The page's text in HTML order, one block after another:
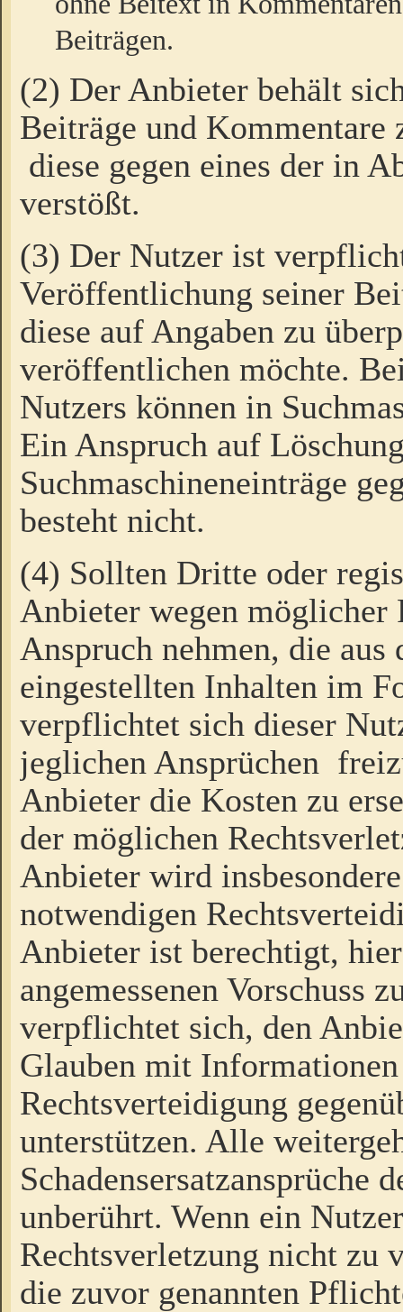
Beiträgen.
(2) Der Anbieter behält
Beiträge und Kommentare
diese gegen eines der in
verstößt.
(3) Der Nutzer ist
Veröffentlichung seiner
diese auf Angaben zu
veröffentlichen möchte.
Nutzers können in
Ein Anspruch auf
Suchmaschineneinträge
besteht nicht.
(4) Sollten Dritte oder
Anbieter wegen möglicher
Anspruch nehmen, die
eingestellten Inhalten im
verpflichtet sich dieser
jeglichen Ansprüchen
Anbieter die Kosten zu
der möglichen
Anbieter wird
notwendigen
Anbieter ist berechtigt,
angemessenen Vorschuss
verpflichtet sich, den
Glauben mit
Rechtsverteidigung
unterstützen. Alle
Schadensersatzansprüche
unberührt. Wenn ein
Rechtsverletzung nicht zu
die zuvor genannten